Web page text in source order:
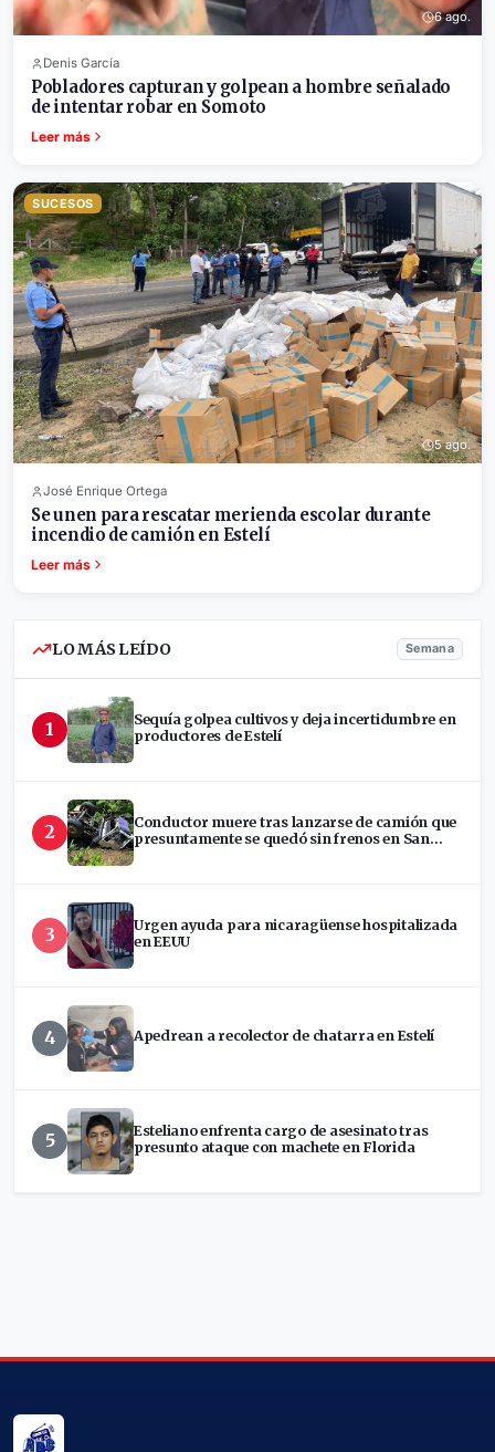
6 ago.
Denis García
Pobladores capturan y golpean a hombre señalado
de intentar robar en Somoto
Leer más
SUCESOS
5 ago.
José Enrique Ortega
Se unen para rescatar merienda escolar durante
incendio de camión en Estelí
Leer más
LO MÁS LEÍDO Semana
1
Sequía golpea cultivos y deja incertidumbre en
productores de Estelí
2
Conductor muere tras lanzarse de camión que
presuntamente se quedó sin frenos en San
3
Urgen ayuda para nicaragüense hospitalizada
en EEUU
4 Apedrean a recolector de chatarra en Estelí
5
Esteliano enfrenta cargo de asesinato tras
presunto ataque con machete en Florida